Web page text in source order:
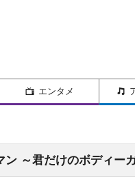
エンタメ
ン ～君だけのボディー